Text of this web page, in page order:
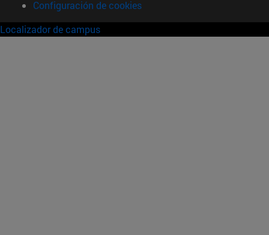
Configuración de cookies
Localizador de campus